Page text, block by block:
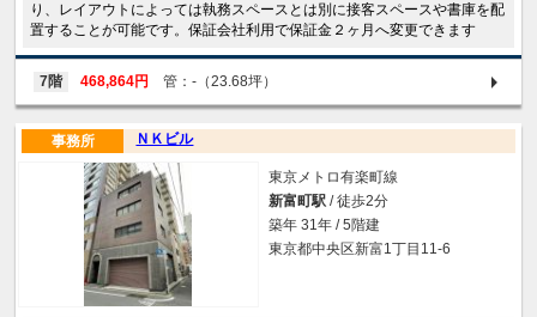
り、レイアウトによっては執務スペースとは別に接客スペースや書庫を配
置することが可能です。保証会社利用で保証金２ヶ月へ変更できます
7階 468,864円 管：-（23.68坪）
ＮＫビル
事務所
東京メトロ有楽町線
新富町駅 / 徒歩2分
築年 31年 / 5階建
東京都中央区新富1丁目11-6